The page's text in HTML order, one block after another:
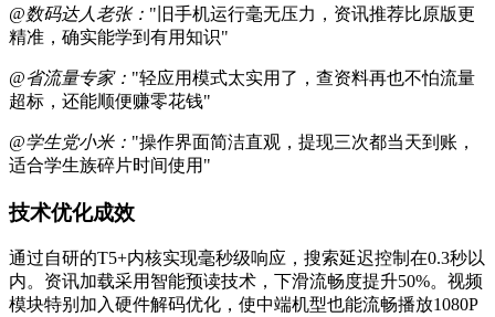
@数码达人老张： "旧手机运行毫无压力，资讯推荐比原版更
精准，确实能学到有用知识"
@省流量专家： "轻应用模式太实用了，查资料再也不怕流量
超标，还能顺便赚零花钱"
@学生党小米： "操作界面简洁直观，提现三次都当天到账，
适合学生族碎片时间使用"
技术优化成效
通过自研的T5+内核实现毫秒级响应，搜索延迟控制在0.3秒以
内。资讯加载采用智能预读技术，下滑流畅度提升50%。视频
模块特别加入硬件解码优化，使中端机型也能流畅播放1080P